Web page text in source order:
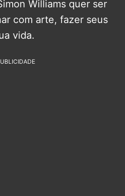
Williams quer ser
com arte, fazer seus
vida.